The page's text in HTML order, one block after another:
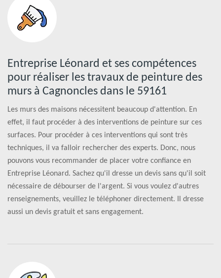
Entreprise Léonard et ses compétences
pour réaliser les travaux de peinture des
murs à Cagnoncles dans le 59161
Les murs des maisons nécessitent beaucoup d'attention. En
effet, il faut procéder à des interventions de peinture sur ces
surfaces. Pour procéder à ces interventions qui sont très
techniques, il va falloir rechercher des experts. Donc, nous
pouvons vous recommander de placer votre confiance en
Entreprise Léonard. Sachez qu'il dresse un devis sans qu'il soit
nécessaire de débourser de l'argent. Si vous voulez d'autres
renseignements, veuillez le téléphoner directement. Il dresse
aussi un devis gratuit et sans engagement.